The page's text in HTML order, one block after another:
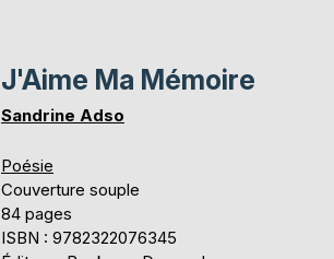
J'Aime Ma Mémoire
Sandrine Adso
Poésie
Couverture souple
84 pages
ISBN : 9782322076345